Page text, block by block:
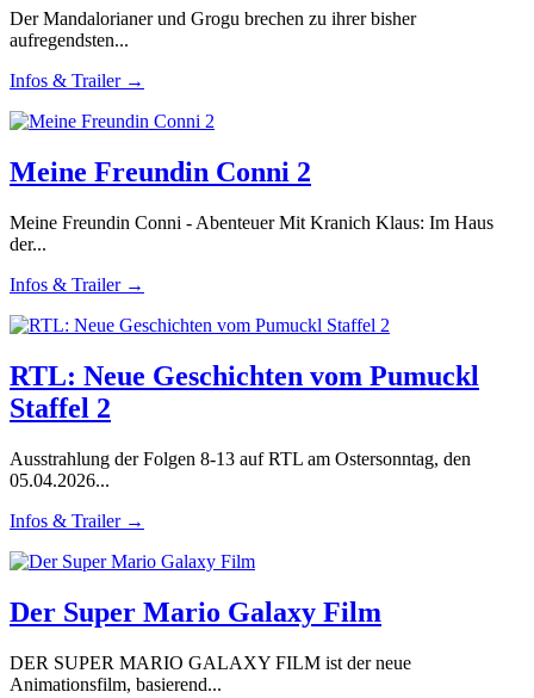
Der Mandalorianer und Grogu brechen zu ihrer bisher
aufregendsten...
Infos & Trailer →
Meine Freundin Conni 2
Meine Freundin Conni - Abenteuer Mit Kranich Klaus: Im Haus
der...
Infos & Trailer →
RTL: Neue Geschichten vom Pumuckl
Staffel 2
Ausstrahlung der Folgen 8-13 auf RTL am Ostersonntag, den
05.04.2026...
Infos & Trailer →
Der Super Mario Galaxy Film
DER SUPER MARIO GALAXY FILM ist der neue
Animationsfilm, basierend...